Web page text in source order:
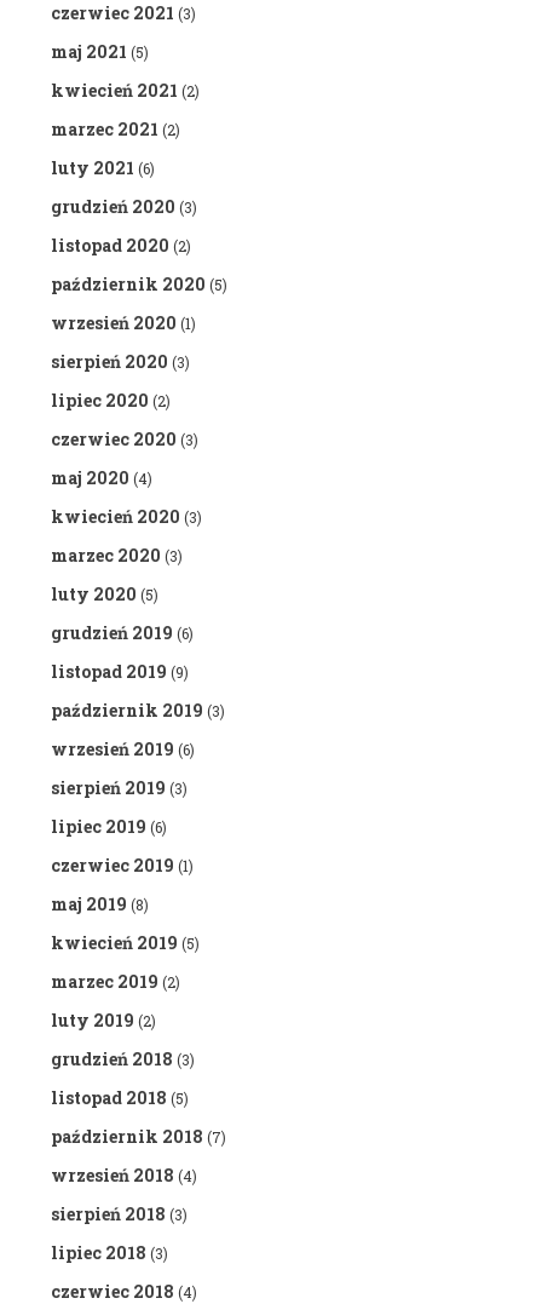
czerwiec 2021 (3)
maj 2021 (5)
kwiecień 2021 (2)
marzec 2021 (2)
luty 2021 (6)
grudzień 2020 (3)
listopad 2020 (2)
październik 2020 (5)
wrzesień 2020 (1)
sierpień 2020 (3)
lipiec 2020 (2)
czerwiec 2020 (3)
maj 2020 (4)
kwiecień 2020 (3)
marzec 2020 (3)
luty 2020 (5)
grudzień 2019 (6)
listopad 2019 (9)
październik 2019 (3)
wrzesień 2019 (6)
sierpień 2019 (3)
lipiec 2019 (6)
czerwiec 2019 (1)
maj 2019 (8)
kwiecień 2019 (5)
marzec 2019 (2)
luty 2019 (2)
grudzień 2018 (3)
listopad 2018 (5)
październik 2018 (7)
wrzesień 2018 (4)
sierpień 2018 (3)
lipiec 2018 (3)
czerwiec 2018 (4)